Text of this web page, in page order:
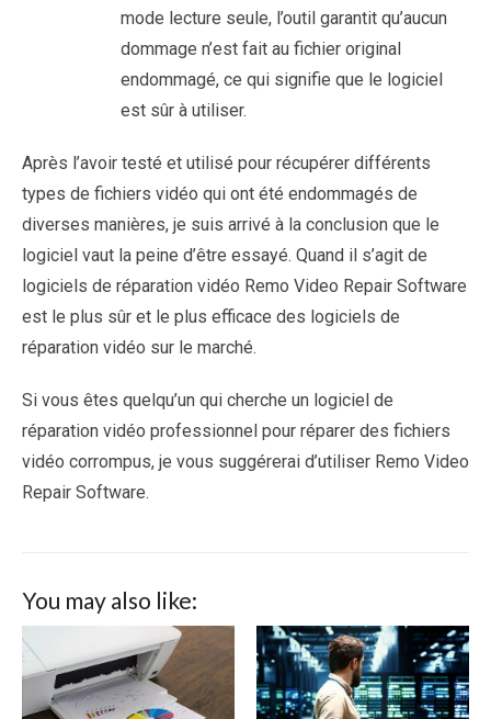
mode lecture seule, l’outil garantit qu’aucun
dommage n’est fait au fichier original
endommagé, ce qui signifie que le logiciel
est sûr à utiliser.
Après l’avoir testé et utilisé pour récupérer différents
types de fichiers vidéo qui ont été endommagés de
diverses manières, je suis arrivé à la conclusion que le
logiciel vaut la peine d’être essayé. Quand il s’agit de
logiciels de réparation vidéo Remo Video Repair Software
est le plus sûr et le plus efficace des logiciels de
réparation vidéo sur le marché.
Si vous êtes quelqu’un qui cherche un logiciel de
réparation vidéo professionnel pour réparer des fichiers
vidéo corrompus, je vous suggérerai d’utiliser Remo Video
Repair Software.
You may also like: